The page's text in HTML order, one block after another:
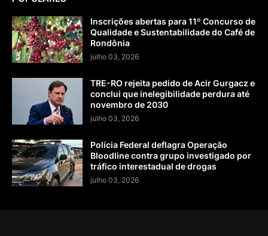
Inscrições abertas para 11º Concurso de
Qualidade e Sustentabilidade do Café de
Rondônia
julho 03, 2026
TRE-RO rejeita pedido de Acir Gurgacz e
conclui que inelegibilidade perdura até
novembro de 2030
julho 03, 2026
Polícia Federal deflagra Operação
Bloodline contra grupo investigado por
tráfico interestadual de drogas
julho 03, 2026